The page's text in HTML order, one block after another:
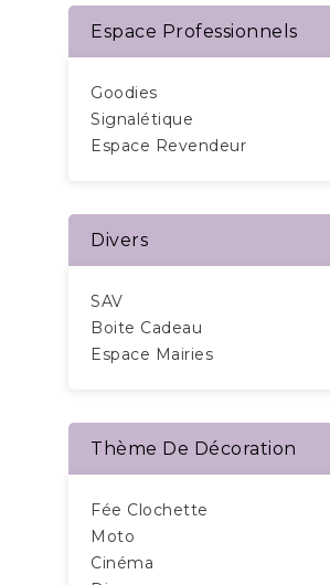
Espace Professionnels
Goodies
Signalétique
Espace Revendeur
Divers
SAV
Boite Cadeau
Espace Mairies
Thème De Décoration
Fée Clochette
Moto
Cinéma